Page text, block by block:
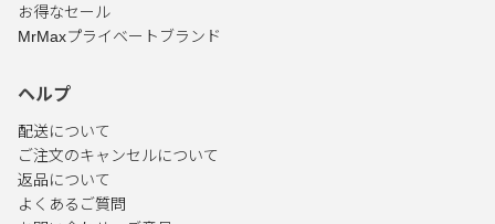
お得なセール
MrMaxプライベートブランド
ヘルプ
配送について
ご注文のキャンセルについて
返品について
よくあるご質問